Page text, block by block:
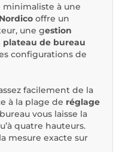
à une
offre un
une gestion
de bureau
configurations de
facilement de la
à la plage de réglage
vous laisse la
quatre hauteurs.
mesure exacte sur